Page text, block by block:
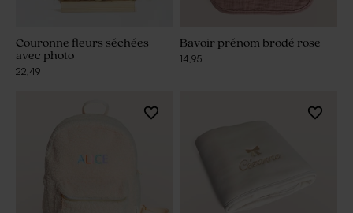
Couronne fleurs séchées
avec photo
22,49
Bavoir prénom brodé rose
14,95